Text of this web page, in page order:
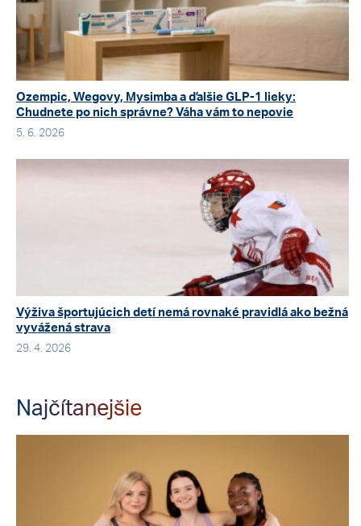
Ozempic, Wegovy, Mysimba a ďalšie GLP-1 lieky:
Chudnete po nich správne? Váha vám to nepovie
5. 6. 2026
Výživa športujúcich detí nemá rovnaké pravidlá ako bežná
vyvážená strava
29. 4. 2026
Najčítanejšie